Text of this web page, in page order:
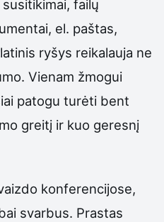
failų
el. paštas,
ryšys reikalauja ne
Vienam žmogui
patogu turėti bent
greitį ir kuo geresnį
konferencijose,
svarbus. Prastas